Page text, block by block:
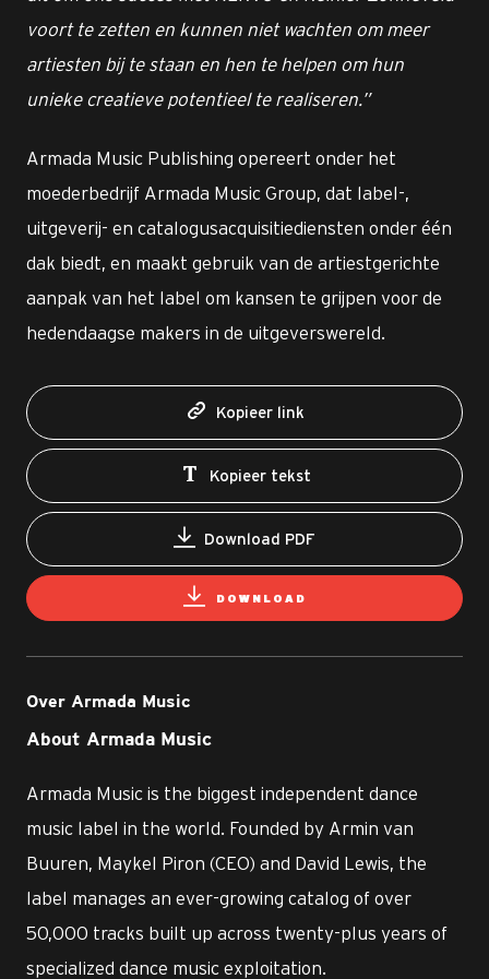
voort te zetten en kunnen niet wachten om meer
artiesten bij te staan en hen te helpen om hun
unieke creatieve potentieel te realiseren.”
Armada Music Publishing opereert onder het
moederbedrijf Armada Music Group, dat label-,
uitgeverij- en catalogusacquisitiediensten onder één
dak biedt, en maakt gebruik van de artiestgerichte
aanpak van het label om kansen te grijpen voor de
hedendaagse makers in de uitgeverswereld.
Kopieer link
Kopieer tekst
Download PDF
DOWNLOAD
Over Armada Music
About Armada Music
Armada Music is the biggest independent dance
music label in the world. Founded by Armin van
Buuren, Maykel Piron (CEO) and David Lewis, the
label manages an ever-growing catalog of over
50,000 tracks built up across twenty-plus years of
specialized dance music exploitation.